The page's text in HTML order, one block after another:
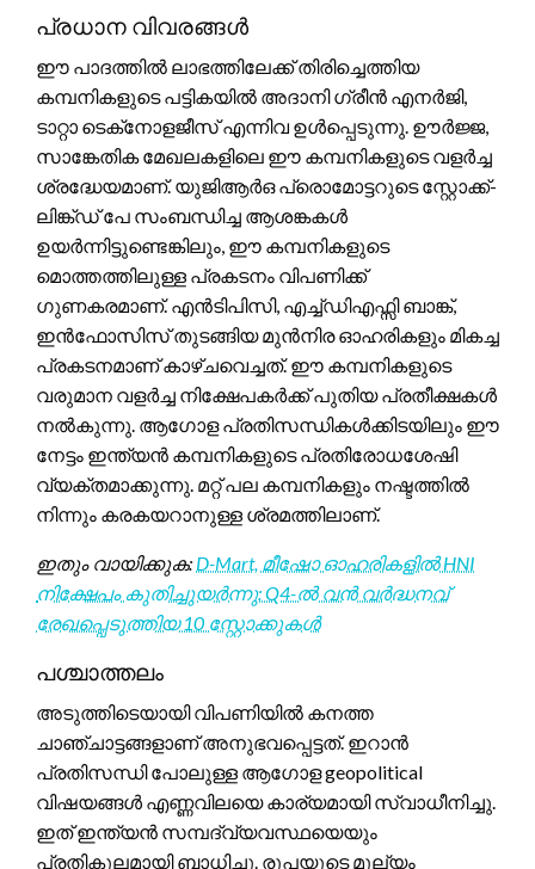
പ്രധാന വിവരങ്ങൾ
ഈ പാദത്തിൽ ലാഭത്തിലേക്ക് തിരിച്ചെത്തിയ
കമ്പനികളുടെ പട്ടികയിൽ അദാനി ഗ്രീൻ എനർജി,
ടാറ്റാ ടെക്‌നോളജീസ് എന്നിവ ഉൾപ്പെടുന്നു. ഊർജ്ജ,
സാങ്കേതിക മേഖലകളിലെ ഈ കമ്പനികളുടെ വളർച്ച
ശ്രദ്ധേയമാണ്. യുജിആർഒ പ്രൊമോട്ടറുടെ സ്റ്റോക്ക്-
ലിങ്ക്ഡ് പേ സംബന്ധിച്ച ആശങ്കകൾ
ഉയർന്നിട്ടുണ്ടെങ്കിലും, ഈ കമ്പനികളുടെ
മൊത്തത്തിലുള്ള പ്രകടനം വിപണിക്ക്
ഗുണകരമാണ്. എൻടിപിസി, എച്ച്ഡിഎഫ്സി ബാങ്ക്,
ഇൻഫോസിസ് തുടങ്ങിയ മുൻനിര ഓഹരികളും മികച്ച
പ്രകടനമാണ് കാഴ്ചവെച്ചത്. ഈ കമ്പനികളുടെ
വരുമാന വളർച്ച നിക്ഷേപകർക്ക് പുതിയ പ്രതീക്ഷകൾ
നൽകുന്നു. ആഗോള പ്രതിസന്ധികൾക്കിടയിലും ഈ
നേട്ടം ഇന്ത്യൻ കമ്പനികളുടെ പ്രതിരോധശേഷി
വ്യക്തമാക്കുന്നു. മറ്റ് പല കമ്പനികളും നഷ്ടത്തിൽ
നിന്നും കരകയറാനുള്ള ശ്രമത്തിലാണ്.
ഇതും വായിക്കുക: D-Mart, മീഷോ ഓഹരികളിൽ HNI
നിക്ഷേപം കുതിച്ചുയർന്നു: Q4-ൽ വൻ വർദ്ധനവ്
രേഖപ്പെടുത്തിയ 10 സ്റ്റോക്കുകൾ
പശ്ചാത്തലം
അടുത്തിടെയായി വിപണിയിൽ കനത്ത
ചാഞ്ചാട്ടങ്ങളാണ് അനുഭവപ്പെട്ടത്. ഇറാൻ
പ്രതിസന്ധി പോലുള്ള ആഗോള geopolitical
വിഷയങ്ങൾ എണ്ണവിലയെ കാര്യമായി സ്വാധീനിച്ചു.
ഇത് ഇന്ത്യൻ സമ്പദ്‌വ്യവസ്ഥയെയും
പ്രതികൂലമായി ബാധിച്ചു. രൂപയുടെ മൂല്യം